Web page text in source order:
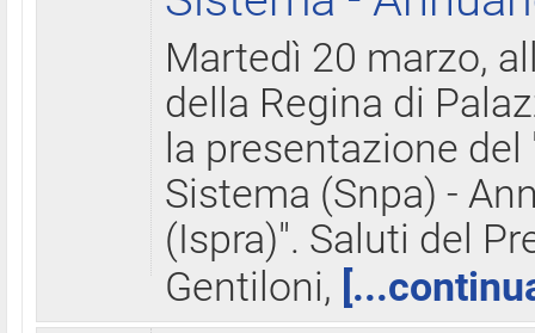
Martedì 20 marzo,
della Regina di
la presentazione
Sistema (Snpa) -
(Ispra)". Saluti del
Gentiloni,